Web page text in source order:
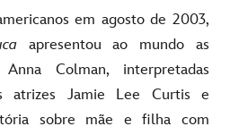
em agosto de 2003,
apresentou ao mundo as
Colman, interpretadas
atrizes Jamie Lee Curtis e
sobre mãe e filha com